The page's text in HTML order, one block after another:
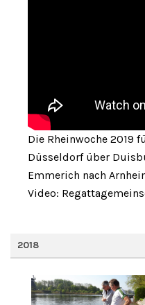
Die Rheinwoche 2019
Düsseldorf über
Emmerich nach
Video:
2018